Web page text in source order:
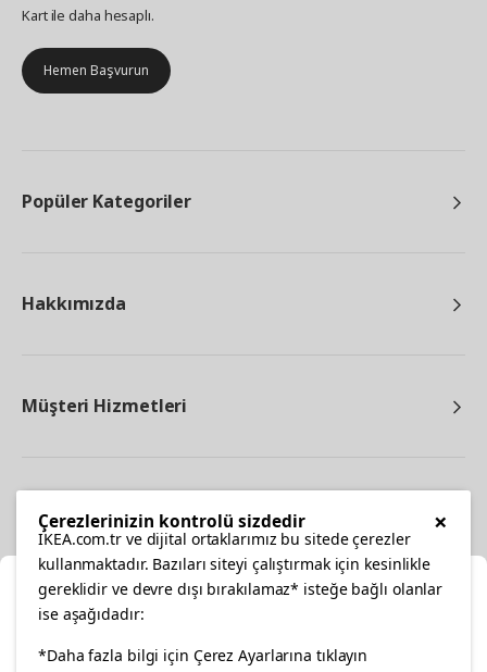
Kart ile daha hesaplı.
Hemen Başvurun
Popüler Kategoriler
Hakkımızda
Müşteri Hizmetleri
facebooktwitterinstagrampinterestyoutube
Konumunuzu Seçin
×
Çerezlerinizin kontrolü sizdedir
IKEA.com.tr ve dijital ortaklarımız bu sitede çerezler
kullanmaktadır. Bazıları siteyi çalıştırmak için kesinlikle
gereklidir ve devre dışı bırakılamaz* isteğe bağlı olanlar
ise aşağıdadır:
*Daha fazla bilgi için Çerez Ayarlarına tıklayın